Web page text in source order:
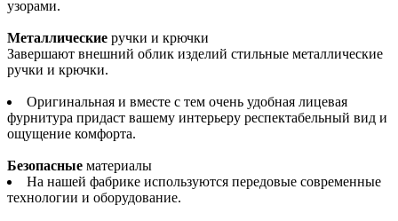
узорами.
Металлические ручки и крючки
Завершают внешний облик изделий стильные металлические
ручки и крючки.
Оригинальная и вместе с тем очень удобная лицевая
фурнитура придаст вашему интерьеру респектабельный вид и
ощущение комфорта.
Безопасные материалы
На нашей фабрике используются передовые современные
технологии и оборудование.